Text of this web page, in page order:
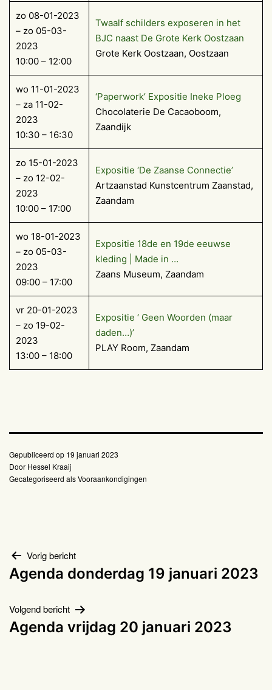
zo 08-01-2023
– zo 05-03-
2023
10:00 – 12:00
Twaalf schilders exposeren in het
BJC naast De Grote Kerk Oostzaan
Grote Kerk Oostzaan, Oostzaan
wo 11-01-2023
– za 11-02-
2023
10:30 – 16:30
‘Paperwork’ Expositie Ineke Ploeg
Chocolaterie De Cacaoboom,
Zaandijk
zo 15-01-2023
– zo 12-02-
2023
10:00 – 17:00
Expositie ‘De Zaanse Connectie’
Artzaanstad Kunstcentrum Zaanstad,
Zaandam
wo 18-01-2023
– zo 05-03-
2023
09:00 – 17:00
Expositie 18de en 19de eeuwse
kleding | Made in …
Zaans Museum, Zaandam
vr 20-01-2023
– zo 19-02-
2023
13:00 – 18:00
Expositie ‘ Geen Woorden (maar
daden…)’
PLAY Room, Zaandam
Gepubliceerd op 19 januari 2023
Door Hessel Kraaij
Gecategoriseerd alsVooraankondigingen
Bericht
navigatie
Vorig bericht
Agenda donderdag 19 januari 2023
Volgend bericht
Agenda vrijdag 20 januari 2023